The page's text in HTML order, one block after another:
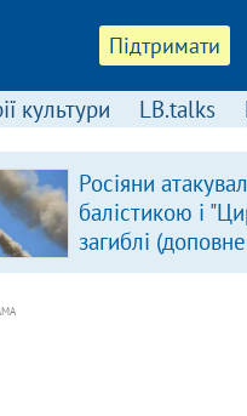
Підтримати
культури LB.talks
Росіяни
балістикою і
загиблі